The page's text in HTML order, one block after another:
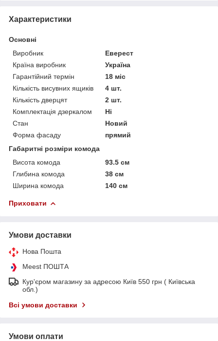
Характеристики
Основні
Виробник
Еверест
Країна виробник
Україна
Гарантійний термін
18 міс
Кількість висувних ящиків
4 шт.
Кількість дверцят
2 шт.
Комплектація дзеркалом
Ні
Стан
Новий
Форма фасаду
прямий
Габаритні розміри комода
Висота комода
93.5 см
Глибина комода
38 см
Ширина комода
140 см
Приховати
Умови доставки
Нова Пошта
Meest ПОШТА
Кур'єром магазину за адресою Київ 550 грн ( Київська
обл.)
Всі умови доставки
Умови оплати